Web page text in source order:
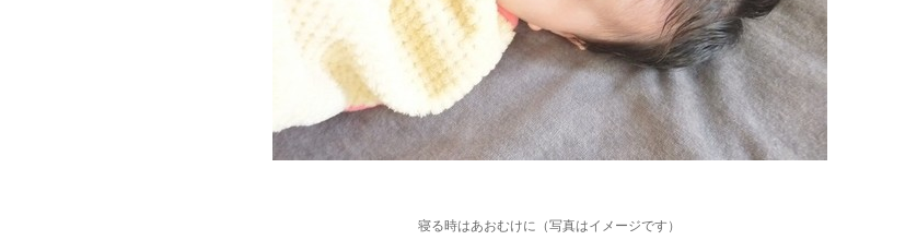
寝る時はあおむけに（写真はイメージです）